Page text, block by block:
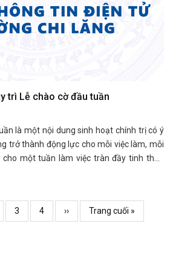
trì Lễ chào cờ đầu tuần
là một nội dung sinh hoạt chính trị có ý
trở thành động lực cho mỗi việc làm, mỗi
một tuần làm việc tràn đầy tinh thần
Page
3 Page
4
Trang
kế
››
Trang
cuối
Trang cuối »